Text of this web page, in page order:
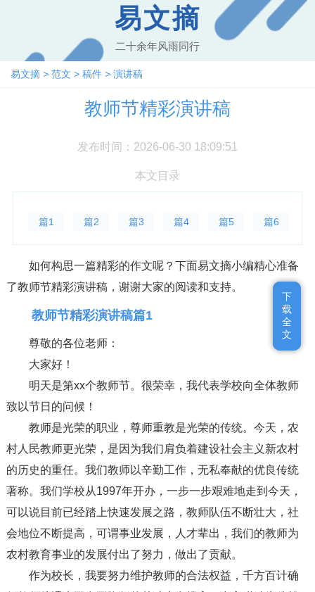
易文摘
二十余年风雨同行
易文摘 > 范文 > 稿件 > 演讲稿
教师节精彩演讲稿
发布时间：2026-06-30 18:09:51
本文目录
篇1 篇2 篇3 篇4 篇5 篇6
如何构思一篇精彩的作文呢？下面易文摘小编精心准备
了教师节精彩演讲稿，谢谢大家的阅读和支持。
教师节精彩演讲稿篇1
尊敬的各位老师：
大家好！
明天是第xx个教师节。很荣幸，我代表学校向全体教师
致以节日的问候！
教师是光荣的职业，尊师重教是光荣的传统。今天，农
村人民教师更光荣，是因为我们肩负着建设社会主义新农村
的历史的重任。我们教师以辛勤工作，无私奉献的优良传统
著称。我们学校从1997年开办，一步一步艰难地走到今天，
可以说目前已经踏上快速发展之路，教师队伍不断壮大，社
会地位不断提高，可谓事业发展，人才辈出，我们的教师为
农村教育事业的发展付出了努力，做出了贡献。
作为校长，我要努力维护教师的合法权益，千方百计确
下
载
全
文
下
载
全
文